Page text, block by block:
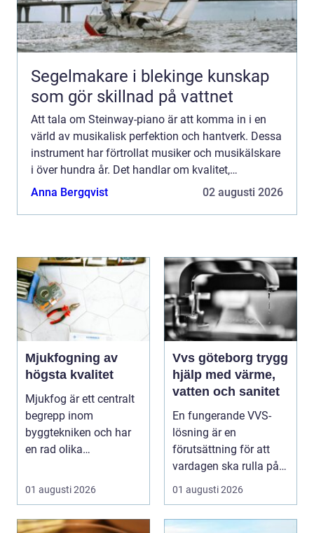
Segelmakare i blekinge kunskap
som gör skillnad på vattnet
Att tala om Steinway-piano är att komma in i en
värld av musikalisk perfektion och hantverk. Dessa
instrument har förtrollat musiker och musikälskare
i över hundra år. Det handlar om kvalitet,
innovation och en hän...
Anna Bergqvist 02 augusti 2026
Mjukfogning av
högsta kvalitet
Mjukfog är ett centralt
begrepp inom
byggtekniken och har
en rad olika
.
01 augusti 2026
Vvs göteborg trygg
hjälp med värme,
vatten och sanitet
En fungerande VVS-
lösning är en
förutsättning för att
vardagen ska rulla på.
När värmen strular,
01 augusti 2026